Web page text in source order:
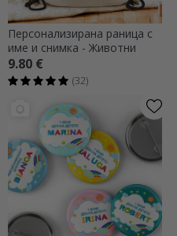
Персонализирана раница с
име и снимка - Животни
9.80 €
(32)